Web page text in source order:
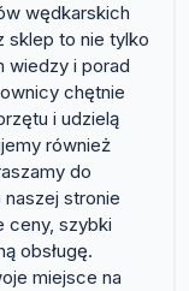
wędkarskich
sklep to nie tylko
wiedzy i porad
chętnie
i udzielą
również
do
stronie
ceny, szybki
obsługę.
miejsce na